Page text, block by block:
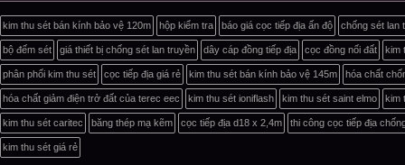
kim thu sét bán kính bảo vệ 120m hộp kiểm tra báo giá cọc tiếp địa ấn độ chống sét lan
bộ đếm sét giá thiết bị chống sét lan truyền dây cáp đồng tiếp địa cọc đồng nối đất kim
phân phối kim thu sét cọc tiếp địa giá rẻ kim thu sét bán kính bảo vệ 145m hóa chất
hóa chất giảm điện trở đất của terec eec kim thu sét ioniflash kim thu sét saint elmo kim
kim thu sét caritec băng thép mạ kẽm cọc tiếp địa d18 x 2,4m thi công cọc tiếp địa
kim thu sét giá rẻ